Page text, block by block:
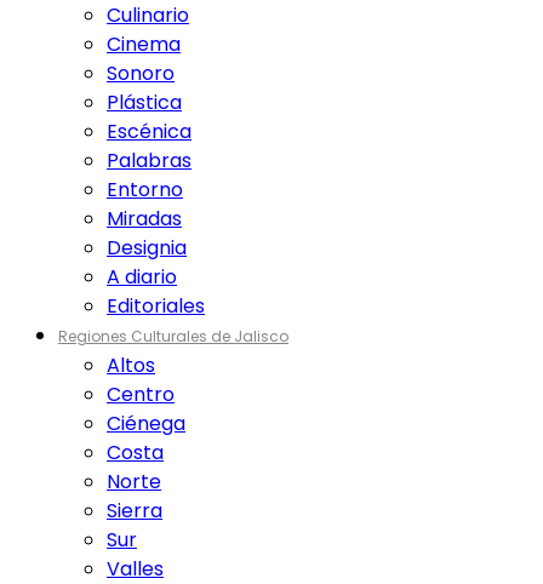
Culinario
Cinema
Sonoro
Plástica
Escénica
Palabras
Entorno
Miradas
Designia
A diario
Editoriales
Regiones Culturales de Jalisco
Altos
Centro
Ciénega
Costa
Norte
Sierra
Sur
Valles